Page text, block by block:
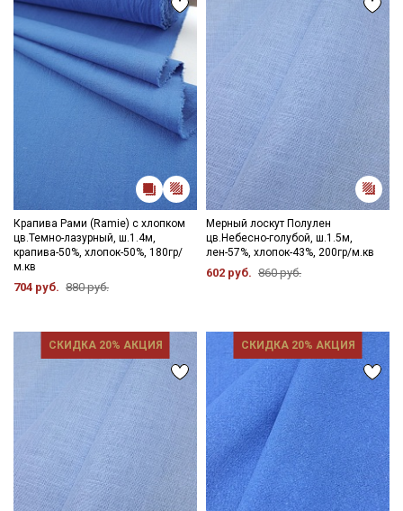
Крапива Рами (Ramie) с хлопком
цв.Темно-лазурный, ш.1.4м,
крапива-50%, хлопок-50%, 180гр/
м.кв
704 руб. 880 руб.
Мерный лоскут Полулен
цв.Небесно-голубой, ш.1.5м,
лен-57%, хлопок-43%, 200гр/м.кв
602 руб. 860 руб.
СКИДКА 20% АКЦИЯ СКИДКА 20% АКЦИЯ